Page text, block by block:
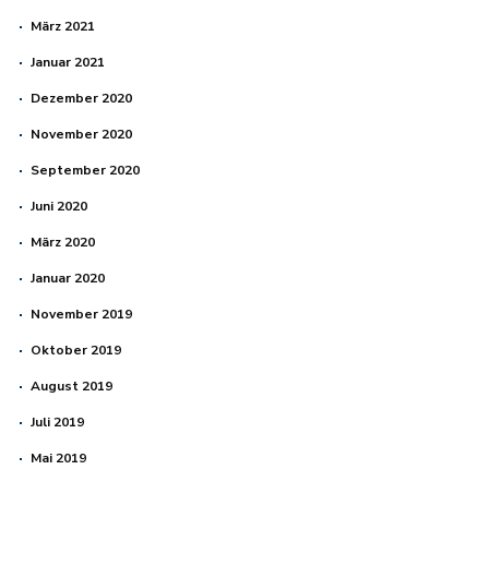
März 2021
Januar 2021
Dezember 2020
November 2020
September 2020
Juni 2020
März 2020
Januar 2020
November 2019
Oktober 2019
August 2019
Juli 2019
Mai 2019